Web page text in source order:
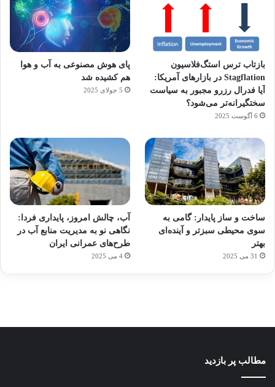
بازتاب ترس استگ‌فلاسیون
Stagflation در بازارهای آمریکا:
آیا فدرال رزرو مجبور به سیاست
سختگیرانه‌تر می‌شود؟
6 آگوست 2025
پای هوش مصنوعی به آب و هوا
هم کشیده شد
5 جولای 2025
ساخت و ساز پایدار: گامی به
سوی محیطی سبزتر و آینده‌ای
بهتر
31 می 2025
آب، چالش امروز، پایداری فردا:
نگاهی نو به مدیریت منابع آب در
طرح‌های عمرانی ایران
4 می 2025
آماده
برای
کشف
توسط
ژاکت
در
ی سفر
مجازی
…
توسط
ورزش
با
ساعت
هوشمند
عکاسی
با طعم
توسط
ژاکت
در
هدفون
های
2023
توسط
ژاکت
مطالب پر بازدید